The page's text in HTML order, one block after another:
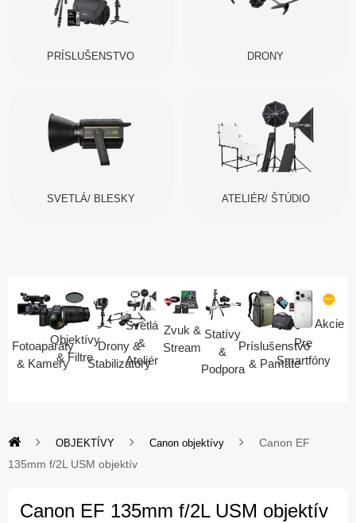
PRÍSLUŠENSTVO DRONY
SVETLÁ/ BLESKY ATELIÉR/ ŠTÚDIO
Fotoaparáty
& Kamery
Objektívy
& Filtre
Drony &
Stabilizátory
Svetlá
&
Ateliér
Zvuk &
Stream
Statívy
&
Podpora
Príslušenstvo
& Pamäte
Pre
Smartfóny
Akcie
OBJEKTÍVY Canon objektívy
Canon EF
135mm f/2L USM objektív
Canon EF 135mm f/2L USM objektív